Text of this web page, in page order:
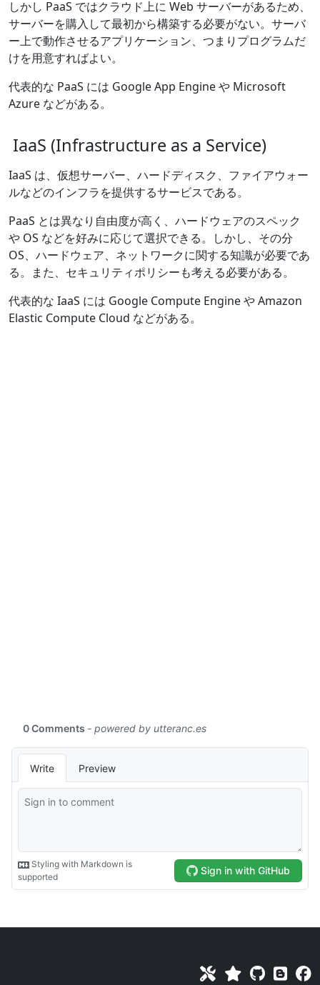
しかし PaaS ではクラウド上に Web サーバーがあるため、
サーバーを購入して最初から構築する必要がない。サーバ
ー上で動作させるアプリケーション、つまりプログラムだ
けを用意すればよい。
代表的な PaaS には Google App Engine や Microsoft
Azure などがある。
IaaS (Infrastructure as a Service)
IaaS は、仮想サーバー、ハードディスク、ファイアウォー
ルなどのインフラを提供するサービスである。
PaaS とは異なり自由度が高く、ハードウェアのスペック
や OS などを好みに応じて選択できる。しかし、その分
OS、ハードウェア、ネットワークに関する知識が必要であ
る。また、セキュリティポリシーも考える必要がある。
代表的な IaaS には Google Compute Engine や Amazon
Elastic Compute Cloud などがある。